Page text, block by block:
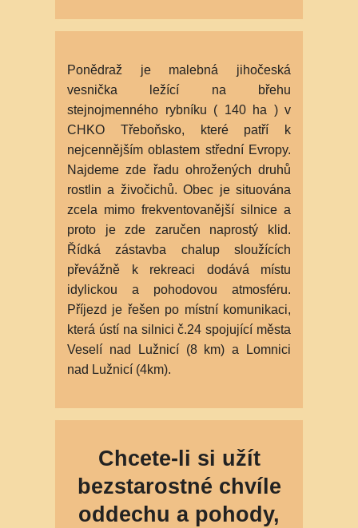
Ponědraž je malebná jihočeská
vesnička ležící na břehu
stejnojmenného rybníku ( 140 ha ) v
CHKO Třeboňsko, které patří k
nejcennějším oblastem střední Evropy.
Najdeme zde řadu ohrožených druhů
rostlin a živočichů. Obec je situována
zcela mimo frekventovanější silnice a
proto je zde zaručen naprostý klid.
Řídká zástavba chalup sloužících
převážně k rekreaci dodává místu
idylickou a pohodovou atmosféru.
Příjezd je řešen po místní komunikaci,
která ústí na silnici č.24 spojující města
Veselí nad Lužnicí (8 km) a Lomnici
nad Lužnicí (4km).
Chcete-li si užít
bezstarostné chvíle
oddechu a pohody,